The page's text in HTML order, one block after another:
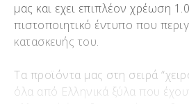
μας και εχει επιπλέον χρέωση
πιστοποιητικό έντυπο που
κατασκευής του.
Τα προϊόντα μας στη σειρά
όλα από Ελληνικά ξύλα που